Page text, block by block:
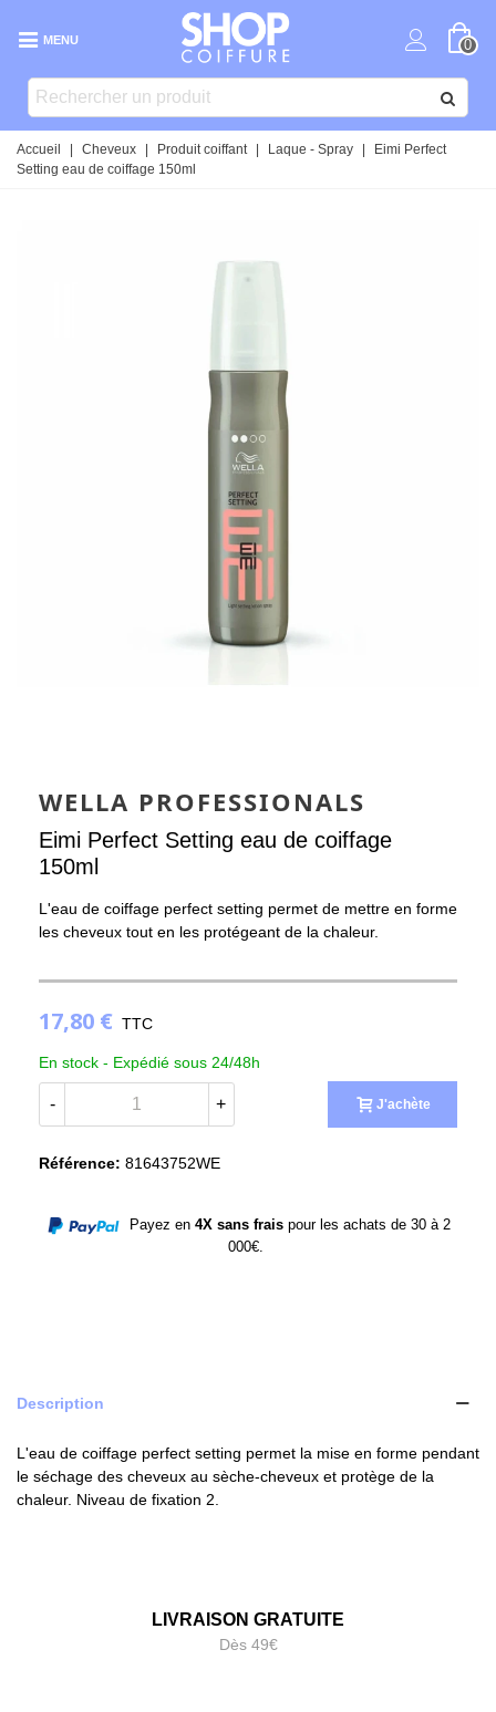
MENU 0
Accueil Cheveux Produit coiffant Laque - Spray
Eimi Perfect
Setting eau de coiffage 150ml
WELLA PROFESSIONALS
Eimi Perfect Setting eau de coiffage
150ml
L'eau de coiffage perfect setting permet de mettre en forme
les cheveux tout en les protégeant de la chaleur.
17,80 € TTC
En stock - Expédié sous 24/48h
- + J'achète
Référence: 81643752WE
Payez en 4X sans fraispour les achats de 30 à 2
000€.
Description
L'eau de coiffage perfect setting permet la mise en forme pendant
le séchage des cheveux au sèche-cheveux et protège de la
chaleur. Niveau de fixation 2.
LIVRAISON GRATUITE
Dès 49€